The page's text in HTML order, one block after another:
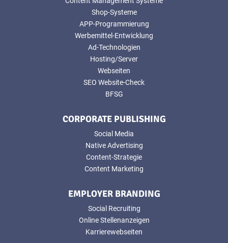
Shop-Systeme
APP-Programmierung
Werbemittel-Entwicklung
Ad-Technologien
Hosting/Server
Webseiten
SEO Website-Check
BFSG
CORPORATE PUBLISHING
Social Media
Native Advertising
Content-Strategie
Content Marketing
EMPLOYER BRANDING
Social Recruiting
Online Stellenanzeigen
Karrierewebseiten